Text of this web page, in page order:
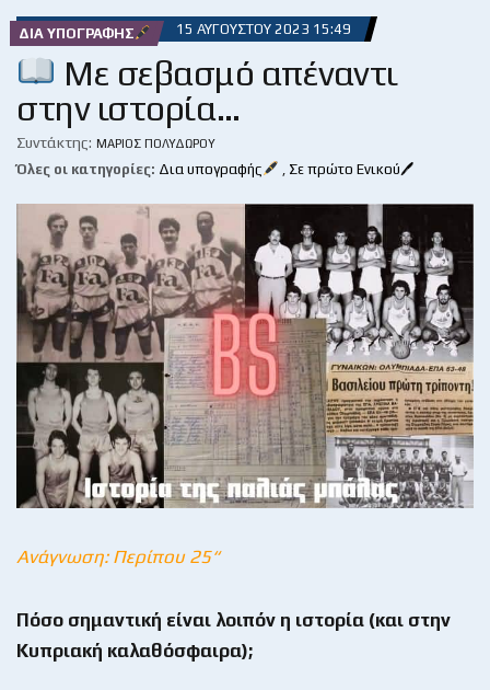
ΔΙΑ ΥΠΟΓΡΑΦΉΣ 15 ΑΥΓΟΎΣΤΟΥ 2023 15:49
Με σεβασμό απέναντι
στην ιστορία…
Συντάκτης: ΜΆΡΙΟΣ ΠΟΛΥΔΏΡΟΥ
Όλες οι κατηγορίες: Δια υπογραφής Σε πρώτο Ενικού🖊
Ανάγνωση: Περίπου 25“
Πόσο σημαντική είναι λοιπόν η ιστορία (και στην
Κυπριακή καλαθόσφαιρα);